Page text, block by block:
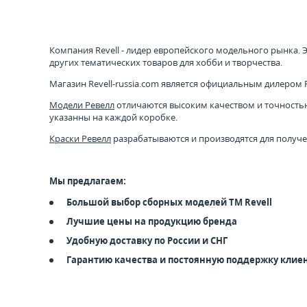
Компания Revell - лидер европейского модельного
других тематических товаров для хобби и творчества.
Магазин Revell-russia.com является официальным дилером
Модели Ревеллотличаются высоким качеством и
указанны на каждой коробке.
Краски Ревелл разрабатываются и производятся для
Мы предлагаем:
Большой выбор сборных моделей ТМ Revell
Лучшие цены на продукцию бренда
Удобную доставку по России и СНГ
Гарантию качества и постоянную поддержку